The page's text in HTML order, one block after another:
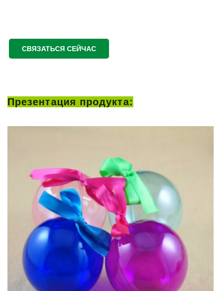
СВЯЗАТЬСЯ СЕЙЧАС
Презентация продукта: